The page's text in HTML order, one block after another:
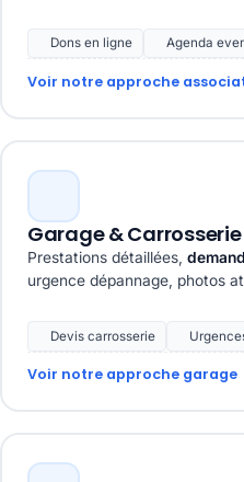
Dons en ligne Agenda
Voir notre approche
Garage & Carrosserie
Prestations détaillées,
urgence dépannage, photos
Devis carrosserie
Voir notre approche garage